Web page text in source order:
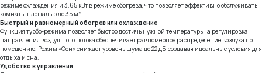
режиме охлаждения и 3.65 кВт в режиме обогрева, что позволяет эффективно обслуживать
комнаты площадью до 35 м².
Быстрый и равномерный обогрев или охлаждение
Функция турбо-режима позволяет быстро достичь нужной температуры, а регулировка
направления воздушного потока обеспечивает равномерное распределение воздуха по
помещению. Режим «Сон» снижает уровень шума до 22 дБ, создавая идеальные условия для
отдыха и сна.
Удобство в управлении